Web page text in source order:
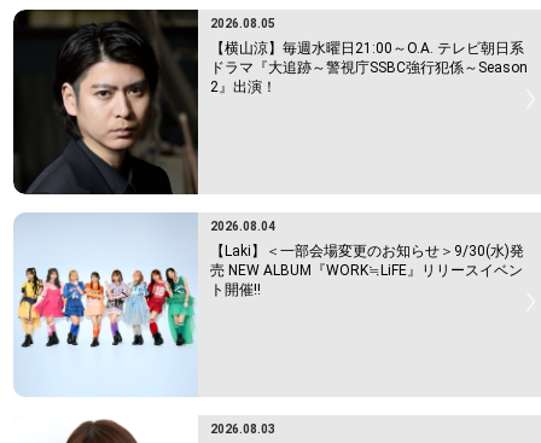
2026.08.05
【横山涼】毎週水曜日21:00～O.A. テレビ朝日系
ドラマ『大追跡～警視庁SSBC強行犯係～Season
2』出演！
2026.08.04
【Laki】＜一部会場変更のお知らせ＞9/30(水)発
売 NEW ALBUM『WORK≒LiFE』リリースイベン
ト開催!!
2026.08.03